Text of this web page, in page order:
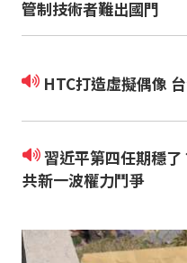
管制技術者難出國門
HTC打造虛擬偶像
習近平第四任期穩了？從五中全會解析中
共新一波權力鬥爭